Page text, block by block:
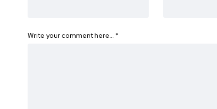
Write your comment here… *